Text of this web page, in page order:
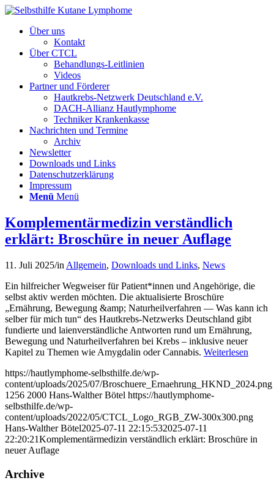
Über uns
Kontakt
Über CTCL
Behandlungs-Leitlinien
Videos
Partner und Förderer
Hautkrebs-Netzwerk Deutschland e.V.
DACH-Allianz Hautlymphome
Techniker Krankenkasse
Nachrichten und Termine
Archiv
Newsletter
Downloads und Links
Datenschutzerklärung
Impressum
Menü Menü
Komplementärmedizin verständlich
erklärt: Broschüre in neuer Auflage
11. Juli 2025/in Allgemein, Downloads und Links, News
Ein hilfreicher Wegweiser für Patient*innen und Angehörige, die
selbst aktiv werden möchten. Die aktualisierte Broschüre
„Ernährung, Bewegung &amp; Naturheilverfahren — Was kann ich
selber für mich tun“ des Hautkrebs-Netzwerks Deutschland gibt
fundierte und laienverständliche Antworten rund um Ernährung,
Bewegung und Naturheilverfahren bei Krebs – inklusive neuer
Kapitel zu Themen wie Amygdalin oder Cannabis. Weiterlesen
https://hautlymphome-selbsthilfe.de/wp-
content/uploads/2025/07/Broschuere_Ernaehrung_HKND_2024.png
1256 2000 Hans-Walther Bötel https://hautlymphome-
selbsthilfe.de/wp-
content/uploads/2022/05/CTCL_Logo_RGB_ZW-300x300.png
Hans-Walther Bötel2025-07-11 22:15:532025-07-11
22:20:21Komplementärmedizin verständlich erklärt: Broschüre in
neuer Auflage
Archive